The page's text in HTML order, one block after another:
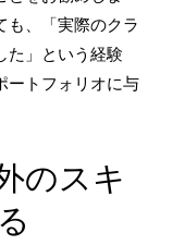
も、「実際のクラ
た」という経験
ートフォリオに与
のスキ